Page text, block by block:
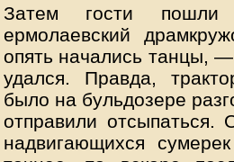
Затем гости
ермолаевский
опять начались танцы,
удался. Правда,
было на бульдозере
отправили отсыпаться.
надвигающихся